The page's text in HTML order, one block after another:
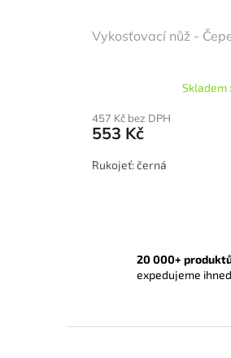
Vykosťovací nůž -
Skladem
457 Kč bez DPH
553 Kč
Rukojeť: černá
20 000+
expedujeme ihned